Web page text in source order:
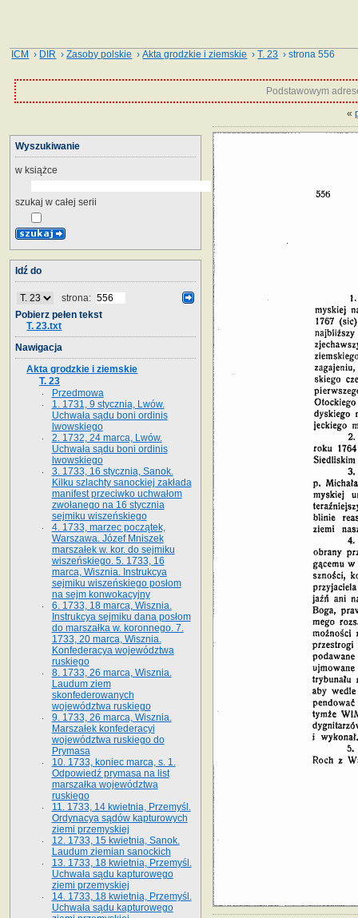
ICM › DIR ›Zasoby polskie ›Akta grodzkie i ziemskie ›T. 23 › strona 556
Podstawowym
«
Wyszukiwanie
w książce
szukaj w całej serii
Idź do
strona:
Pobierz pełen tekst
T. 23.txt
Nawigacja
Akta grodzkie i ziemskie
T. 23
Przedmowa
1. 1731, 9 stycznia, Lwów.
Uchwała sądu boni ordinis
lwowskiego
2. 1732, 24 marca, Lwów.
Uchwała sądu boni ordinis
lwowskiego
3. 1733, 16 stycznia, Sanok.
Kilku szlachty sanockiej zakłada
manifest przeciwko uchwałom
zwołanego na 16 stycz­nia
sejmiku wiszeńskiego
4. 1733, marzec początek,
Warszawa. Józef Mniszek
marszałek w. kor. do sejmiku
wiszeńskiego. 5. 1733, 16
marca, Wisznia. Instrukcya
sejmiku wiszeńskiego posłom
na sejm konwokacyjny
6. 1733, 18 marca, Wisznia.
Instrukcya sejmiku dana posłom
do marszałka w. koronnego. 7.
1733, 20 marca, Wisznia.
Konfederacya województwa
ruskiego
8. 1733, 26 marca, Wisznia.
Laudum ziem
skonfederowanych
województwa ruskiego
9. 1733, 26 marca, Wisznia.
Marszałek konfederacyi
województwa ruskiego do
Prymasa
10. 1733, koniec marca, s. 1.
Odpowiedź prymasa na list
marszałka województwa
ruskiego
11. 1733, 14 kwietnia, Przemyśl.
Ordynacya sądów kapturowych
ziemi przemyskiej
12. 1733, 15 kwietnia, Sanok.
Laudum ziemian sanockich
13. 1733, 18 kwietnia, Przemyśl.
Uchwała sądu kapturowego
ziemi przemyskiej
14. 1733, 18 kwietnia, Przemyśl.
Uchwała sądu kapturowego